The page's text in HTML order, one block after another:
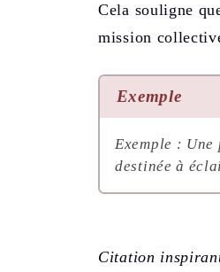
Cela souligne
mission
Exemple
Exemple : Une
destinée à
Citation